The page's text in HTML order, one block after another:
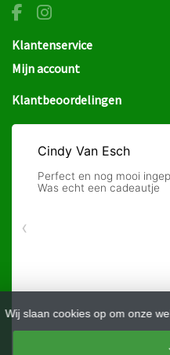
Wij slaan cookies op om onze
Klantenservice
Mijn account
Klantbeoordelingen